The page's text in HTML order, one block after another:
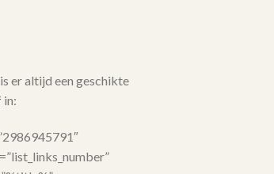
er altijd een geschikte
in: